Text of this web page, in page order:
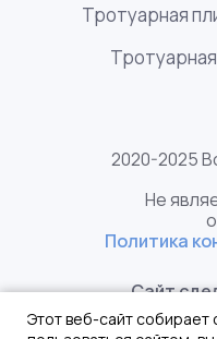
Этот веб-сайт
Политика
2020-2025
Не
Сайт
Тротуарная